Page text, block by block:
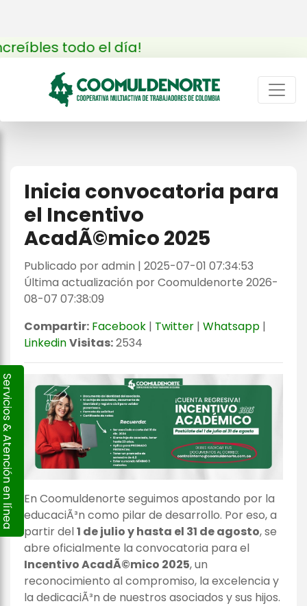
todo el día!
Inicia convocatoria para
el Incentivo
AcadÃ©mico 2025
Publicado por admin | 2025-07-01 07:34:53
Última actualización por Coomuldenorte 2026-
08-07 07:38:09
Compartir: Facebook | Twitter | Whatsapp |
LinkedinVisitas:2534
En Coomuldenorte seguimos apostando por la
educaciÃ³n como pilar de desarrollo. Por eso, a
partir del1 de julio y hasta el 31 de agosto, se
abre oficialmente la convocatoria para el
Incentivo AcadÃ©mico 2025, un
reconocimiento al compromiso, la excelencia y
la dedicaciÃ³n de nuestros asociados y sus hijos.
Servicios & Atención en línea